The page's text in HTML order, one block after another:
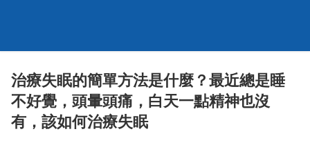
治療失眠的簡單方法是什麼？最近總是睡
不好覺，頭暈頭痛，白天一點精神也沒
有，該如何治療失眠